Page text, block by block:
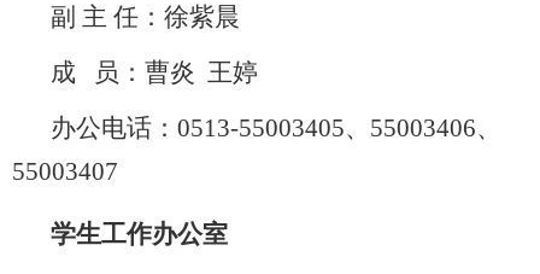
副 主 任：徐紫晨
成
员：曹炎 王婷
办公电话： 0513-55003405、 55003406、
55003407
学生工作办公室